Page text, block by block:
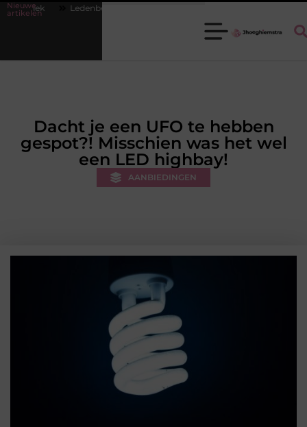
Nieuwe
artikelenop orde krijgen zonder extra werkdruk
Dacht je een UFO te hebben
gespot?! Misschien was het wel
een LED highbay!
AANBIEDINGEN